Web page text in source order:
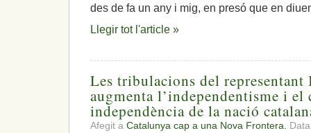
des de fa un any i mig, en presó que en
Llegir tot l'article »
Les tribulacions del representant
augmenta l’independentisme i el
independència de la nació
Afegit a Catalunya cap a una Nova Frontera.